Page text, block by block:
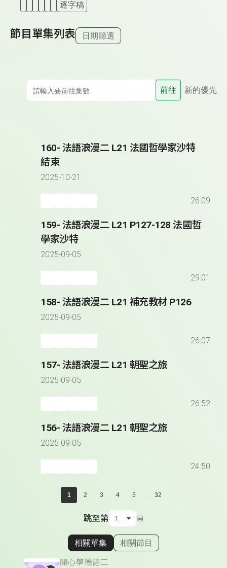
逐字稿
節目單集列表 日期篩選
前往 新的優先
160- 法語浪漫二 L21 法國哲學家沙特
結束
2025-10-21
26:09
159- 法語浪漫二 L21 P127-128 法國哲
學家沙特
2025-09-05
29:01
158- 法語浪漫二 L21 補充教材 P126
2025-09-05
26:07
157- 法語浪漫二 L21 朝聖之旅
2025-09-05
26:52
156- 法語浪漫二 L21 朝聖之旅
2025-09-05
24:50
1 2 3 4 5 ... 32
跳至第 頁
顯示相關單集
相關單集 相關節目
開心學德語二